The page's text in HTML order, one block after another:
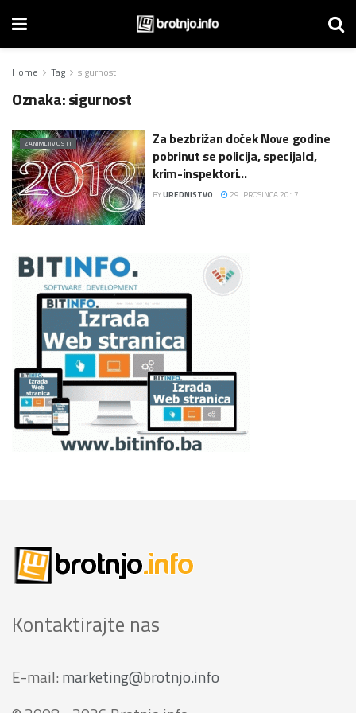
Home Tag sigurnost
Oznaka:sigurnost
ZANIMLJIVOSTI
Za bezbrižan doček Nove godine
pobrinut se policija, specijalci,
krim-inspektori…
BYUREDNISTVO 29. PROSINCA 2017.
Kontaktirajte nas
E-mail: marketing@brotnjo.info